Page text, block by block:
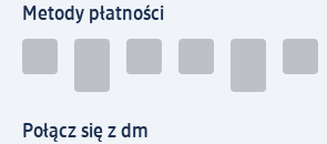
Metody płatności
Połącz się z dm